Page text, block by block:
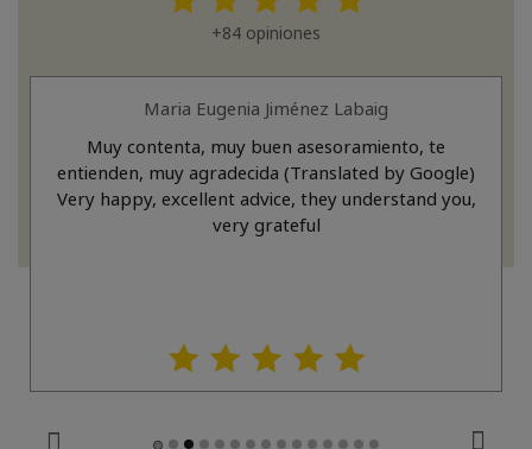
+84 opiniones
Maria Eugenia Jiménez Labaig
Muy contenta, muy buen asesoramiento, te
entienden, muy agradecida (Translated by Google)
Very happy, excellent advice, they understand you,
very grateful